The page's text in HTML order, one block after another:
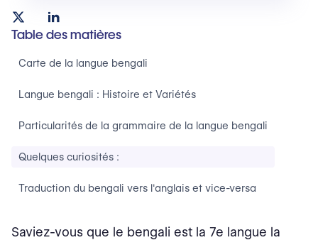
Table des matières
Carte de la langue bengali‍
Langue bengali : Histoire et Variétés‍
Particularités de la grammaire de la langue bengali
Quelques curiosités :‍
Traduction du bengali vers l'anglais et vice-versa
Saviez-vous que le bengali est la 7e langue la